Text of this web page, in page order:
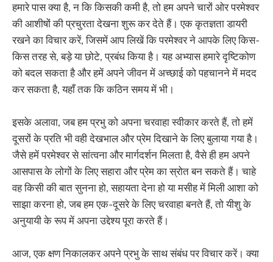
हमारे पास क्या है, न कि किसकी कमी है, तो हम अपने चारों ओर परमेश्वर
की आशीषों की प्रचुरता देखना शुरू कर देते हैं। एक कृतज्ञता डायरी
रखने का विचार करें, जिसमें आप लिखें कि परमेश्वर ने आपके लिए किस-
किस तरह से, बड़े या छोटे, प्रबंध किया है। यह अभ्यास हमारे दृष्टिकोण
को बदल सकता है और हमें अपने जीवन में अच्छाई को पहचानने में मदद
कर सकता है, यहाँ तक कि कठिन समय में भी।
इसके अलावा, जब हम प्रभु को अपना चरवाहा स्वीकार करते हैं, तो हमें
दूसरों के प्रति भी वही देखभाल और प्रेम दिखाने के लिए बुलाया गया है।
जैसे हमें परमेश्वर से सांत्वना और मार्गदर्शन मिलता है, वैसे ही हम अपने
आसपास के लोगों के लिए सहारा और प्रेम का स्रोत बन सकते हैं। चाहे
वह किसी की बात सुनना हो, सहायता देना हो या मसीह में मिली आशा को
साझा करना हो, जब हम एक-दूसरे के लिए चरवाहा बनते हैं, तो यीशु के
अनुयायी के रूप में अपना उद्देश्य पूरा करते हैं।
आज, एक क्षण निकालकर अपने प्रभु के साथ संबंध पर विचार करें। क्या